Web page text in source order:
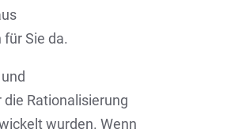
Sie da.
Rationalisierung
wurden. Wenn